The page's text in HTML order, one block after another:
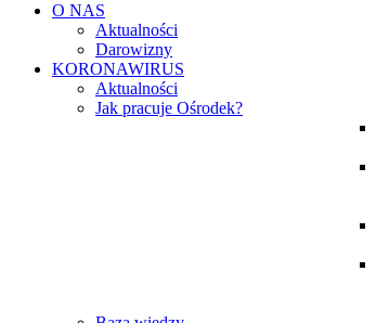
O NAS
Aktualności
Darowizny
KORONAWIRUS
Aktualności
Jak pracuje Ośrodek?